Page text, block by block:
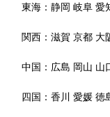
東海：静岡 岐阜 愛
関西：滋賀 京都 大
中国： 広島 岡山 山
四国：香川 愛媛 徳